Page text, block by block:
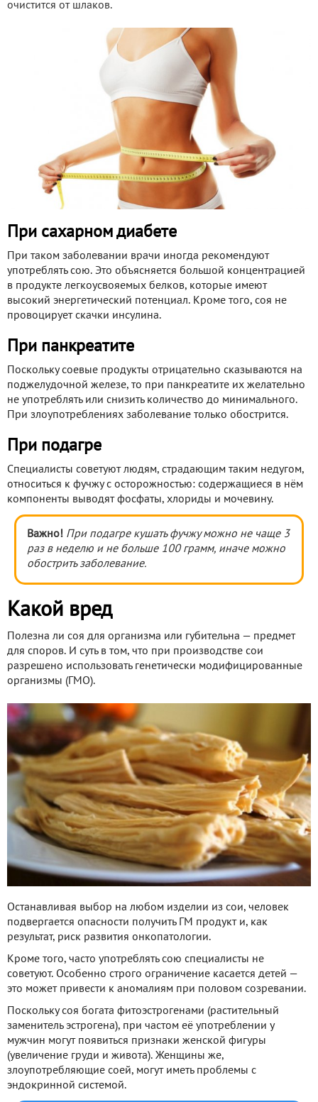
очистится от шлаков.
При сахарном диабете
При таком заболевании врачи иногда рекомендуют
употреблять сою. Это объясняется большой концентрацией
в продукте легкоусвояемых белков, которые имеют
высокий энергетический потенциал. Кроме того, соя не
провоцирует скачки инсулина.
При панкреатите
Поскольку соевые продукты отрицательно сказываются на
поджелудочной железе, то при панкреатите их желательно
не употреблять или снизить количество до минимального.
При злоупотреблениях заболевание только обострится.
При подагре
Специалисты советуют людям, страдающим таким недугом,
относиться к фучжу с осторожностью: содержащиеся в нём
компоненты выводят фосфаты, хлориды и мочевину.
Важно! При подагре кушать фучжу можно не чаще 3
раз в неделю и не больше 100 грамм, иначе можно
обострить заболевание.
Какой вред
Полезна ли соя для организма или губительна — предмет
для споров. И суть в том, что при производстве сои
разрешено использовать генетически модифицированные
организмы (ГМО).
Останавливая выбор на любом изделии из сои, человек
подвергается опасности получить ГМ продукт и, как
результат, риск развития онкопатологии.
Кроме того, часто употреблять сою специалисты не
советуют. Особенно строго ограничение касается детей —
это может привести к аномалиям при половом созревании.
Поскольку соя богата фитоэстрогенами (растительный
заменитель эстрогена), при частом её употреблении у
мужчин могут появиться признаки женской фигуры
(увеличение груди и живота). Женщины же,
злоупотребляющие соей, могут иметь проблемы с
эндокринной системой.